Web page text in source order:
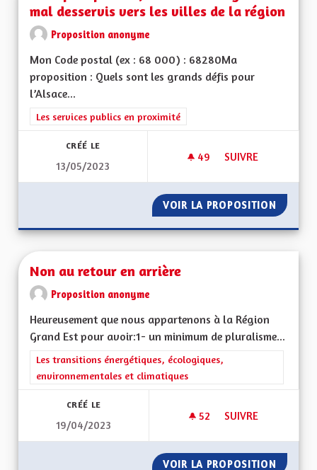
mal desservis vers les villes de la région
Proposition anonyme
Mon Code postal (ex : 68 000) : 68280Ma
proposition : Quels sont les grands défis pour
l’Alsace...
Filtrer les résultats de la catégorie : Les services publics en
Les services publics en proximité
CRÉÉ LE
13/05/2023
49 49 ABONNÉS
SUIVRE
VOIR LA PROPOSITION
Non au retour en arrière
Proposition anonyme
Heureusement que nous appartenons à la Région
Grand Est pour avoir:1- un minimum de pluralisme...
Filtrer les résultats de la catégorie : Les transitions
Les transitions énergétiques, écologiques,
environnementales et climatiques
CRÉÉ LE
19/04/2023
52 52 ABONNÉS
SUIVRE
VOIR LA PROPOSITION NON